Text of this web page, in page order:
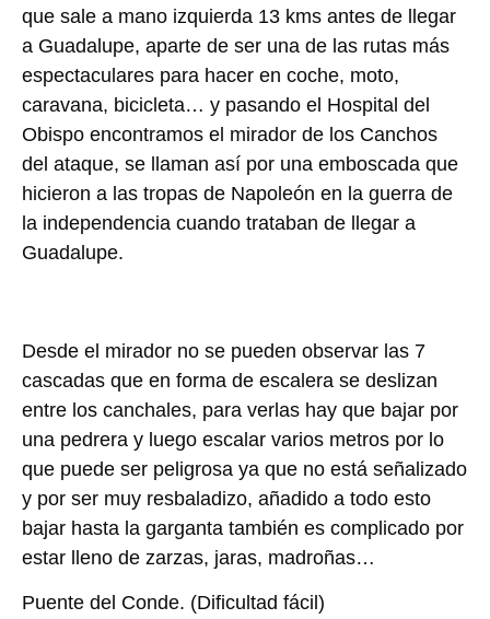
que sale a mano izquierda 13 kms antes de llegar
a Guadalupe, aparte de ser una de las rutas más
espectaculares para hacer en coche, moto,
caravana, bicicleta… y pasando el Hospital del
Obispo encontramos el mirador de los Canchos
del ataque, se llaman así por una emboscada que
hicieron a las tropas de Napoleón en la guerra de
la independencia cuando trataban de llegar a
Guadalupe.
Desde el mirador no se pueden observar las 7
cascadas que en forma de escalera se deslizan
entre los canchales, para verlas hay que bajar por
una pedrera y luego escalar varios metros por lo
que puede ser peligrosa ya que no está señalizado
y por ser muy resbaladizo, añadido a todo esto
bajar hasta la garganta también es complicado por
estar lleno de zarzas, jaras, madroñas…
Puente del Conde. (Dificultad fácil)